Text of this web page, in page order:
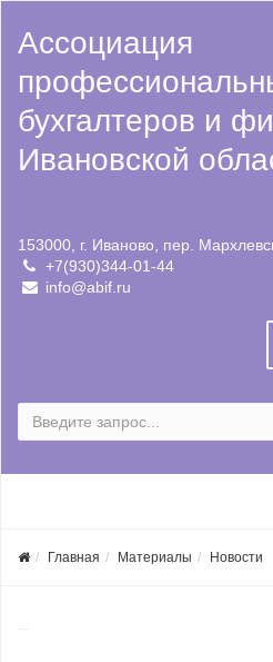
Ассоциация
бухгалтеров и
Ивановской
153000, г. Иваново, пер.
+7(930)344-01-44
info@abif.ru
Главная Материалы Новости